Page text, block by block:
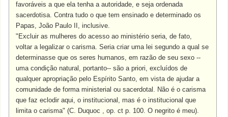
favoráveis a que ela tenha a autoridade, e seja ordenada
sacerdotisa. Contra tudo o que tem ensinado e determinado os
Papas, João Paulo II, inclusive.
"Excluir as mulheres do acesso ao ministério seria, de fato,
voltar a legalizar o carisma. Seria criar uma lei segundo a qual se
determinasse que os seres humanos, em razão de seu sexo --
uma condição natural, portanto-- são a priori, excluídos de
qualquer apropriação pelo Espírito Santo, em vista de ajudar a
comunidade de forma ministerial ou sacerdotal. Não é o carisma
que faz eclodir aqui, o institucional, mas é o institucional que
limita o carisma" (C. Duquoc , op. ct p. 100. O negrito é meu).